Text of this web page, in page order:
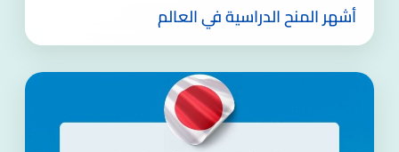
أشهر المنح الدراسية في العالم